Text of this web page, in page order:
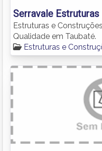
Serravale
Estruturas e
Qualidade em Taubaté.
Estruturas e